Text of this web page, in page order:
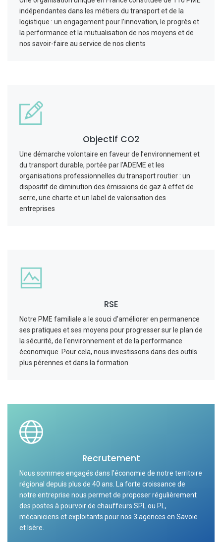
indépendantes dans les métiers du transport et de la
logistique : un engagement pour l’innovation, le progrès et
la performance et la mutualisation de nos moyens et de
nos savoir-faire au service de nos clients
Objectif CO2
Une démarche volontaire en faveur de l’environnement et
du transport durable, portée par l’ADEME et les
organisations professionnelles du transport routier : un
dispositif de diminution des émissions de gaz à effet de
serre, une charte et un label de valorisation des
entreprises
RSE
Notre PME familiale a le souci d’améliorer en permanence
ses pratiques et ses moyens pour progresser sur le plan de
la sécurité, de l'environnement et de la performance
économique. Pour cela, nous investissons dans des outils
plus pérennes et dans la formation
Recrutement
Nous sommes engagés dans l’économie de notre territoire
régional depuis plus de 40 ans. La forte croissance de
notre entreprise nous permet de proposer régulièrement
des postes à pourvoir de chauffeurs SPL ou PL,
mécaniciens et exploitants pour nos 3 agences en Savoie
et Isère.